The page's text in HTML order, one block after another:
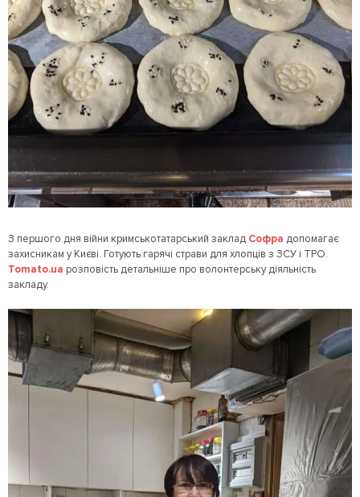
З першого дня війни кримськотатарський заклад Софра допомагає
захисникам у Києві. Готують гарячі страви для хлопців з ЗСУ і ТРО.
Tomato.ua розповість детальніше про волонтерську діяльність
закладу.